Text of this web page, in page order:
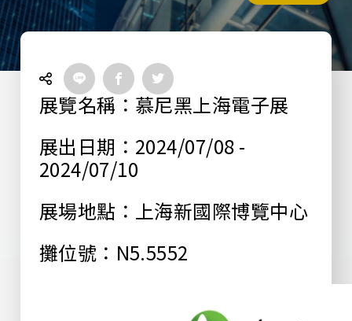
展覽名稱：慕尼黑上海電子展
展出日期：2024/07/08 -
2024/07/10
展場地點：上海新國際博覽中心
攤位號：N5.5552